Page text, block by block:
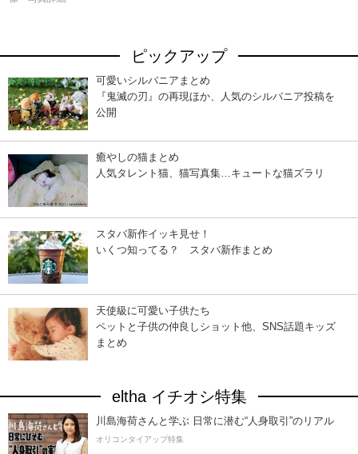
ピックアップ
可愛いシルバニアまとめ
『鬼滅の刃』の再現ほか、人気のシルバニア投稿を
公開
癒やしの猫まとめ
人気タレント猫、猫写真集…キュートな猫ズラリ
スタバ新作イッキ見せ！
いくつ知ってる？ スタバ新作まとめ
天使級に可愛い子供たち
ペットと子供の仲良しショット他、SNS話題キッズ
まとめ
eltha イチオシ特集
川島海荷さんと学ぶ 日常に潜む“人身取引”のリアル
オリコンタイアップ特集